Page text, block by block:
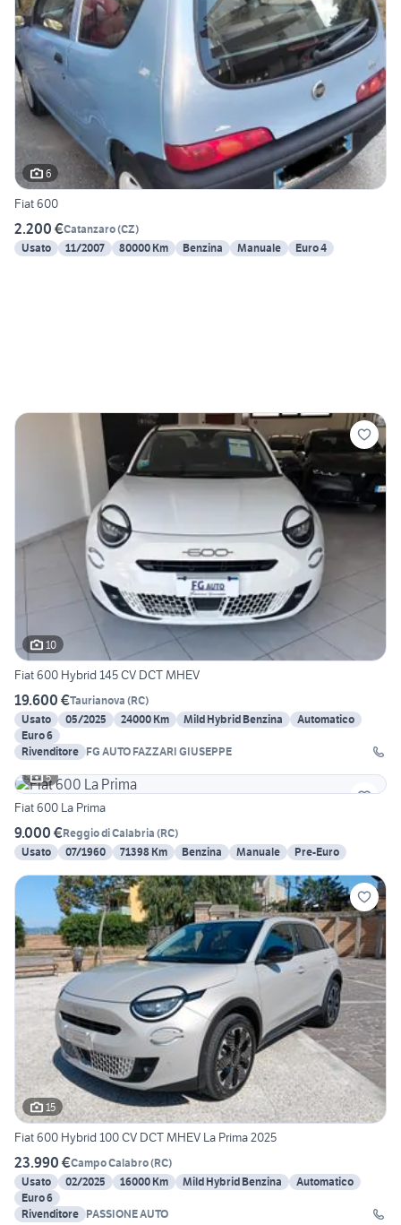
6
Fiat 600
2.200 €Catanzaro(CZ)
Usato
11/2007 80000 Km Benzina Manuale Euro 4
10
Fiat 600 Hybrid 145 CV DCT MHEV
19.600 €Taurianova (RC)
Usato
05/2025 24000 Km Mild Hybrid Benzina
Automatico
Euro 6
Rivenditore FG AUTO FAZZARI GIUSEPPE
5
Fiat 600 La Prima
9.000 €Reggio di Calabria (RC)
Usato
07/1960 71398 Km Benzina Manuale Pre-Euro
15
Fiat 600 Hybrid 100 CV DCT MHEV La Prima 2025
23.990 €Campo Calabro(RC)
Usato
02/2025 16000 Km Mild Hybrid Benzina
Automatico
Euro 6
Rivenditore PASSIONE AUTO